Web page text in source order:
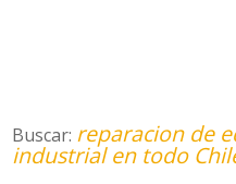
Buscar: reparacion de
industrial en todo